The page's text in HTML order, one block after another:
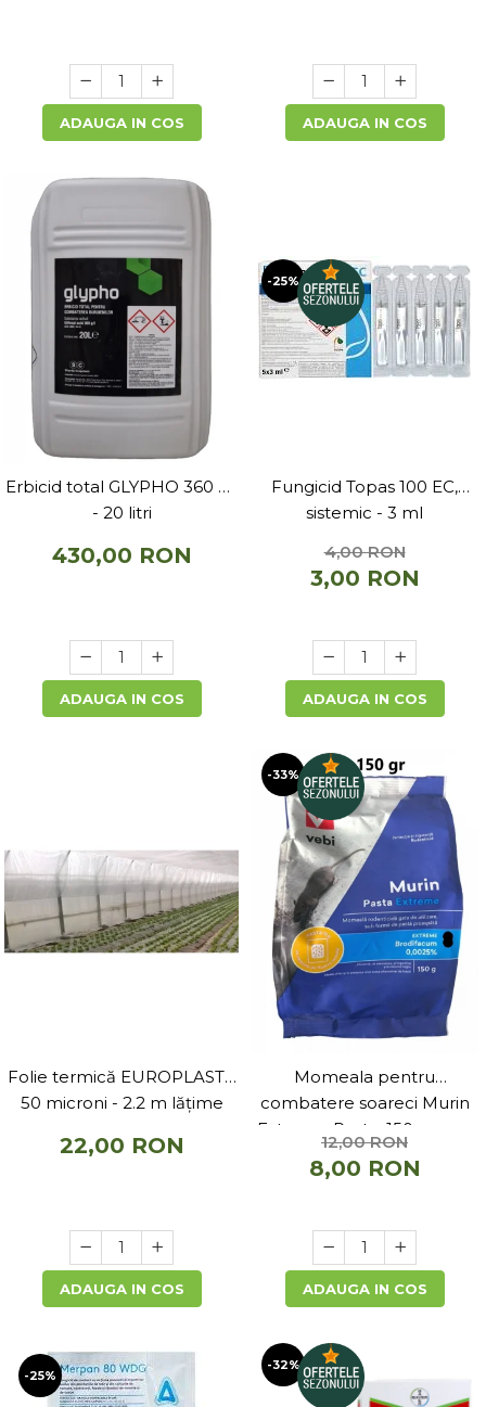
ADAUGA IN COS ADAUGA IN COS
Erbicid total GLYPHO 360 SL
- 20 litri
430,00 RON
ADAUGA IN COS
-25%
Fungicid Topas 100 EC,
sistemic - 3 ml
4,00 RON
3,00 RON
ADAUGA IN COS
Folie termică EUROPLAST -
50 microni - 2.2 m lățime
22,00 RON
ADAUGA IN COS
-33%
Momeala pentru
combatere soareci Murin
Extreme Pasta, 150 grame
12,00 RON
8,00 RON
ADAUGA IN COS
-25%
-32%